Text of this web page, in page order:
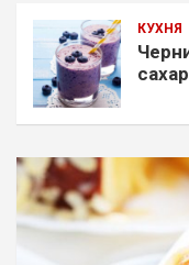
КУХНЯ